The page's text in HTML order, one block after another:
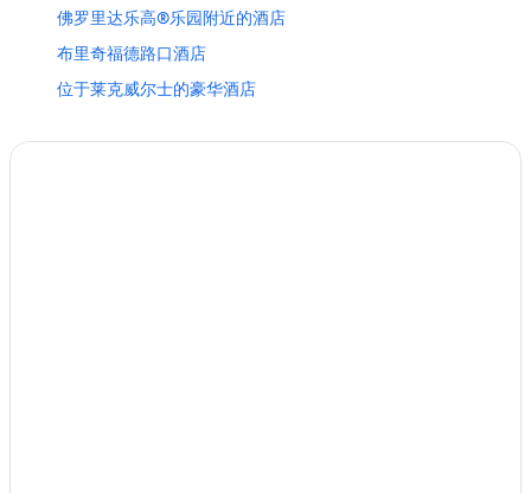
佛罗里达乐高®乐园附近的酒店
布里奇福德路口酒店
位于莱克威尔士的豪华酒店